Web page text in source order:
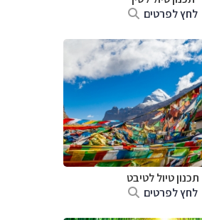
לחץ לפרטים
תכנון טיוללטיבט
לחץ לפרטים